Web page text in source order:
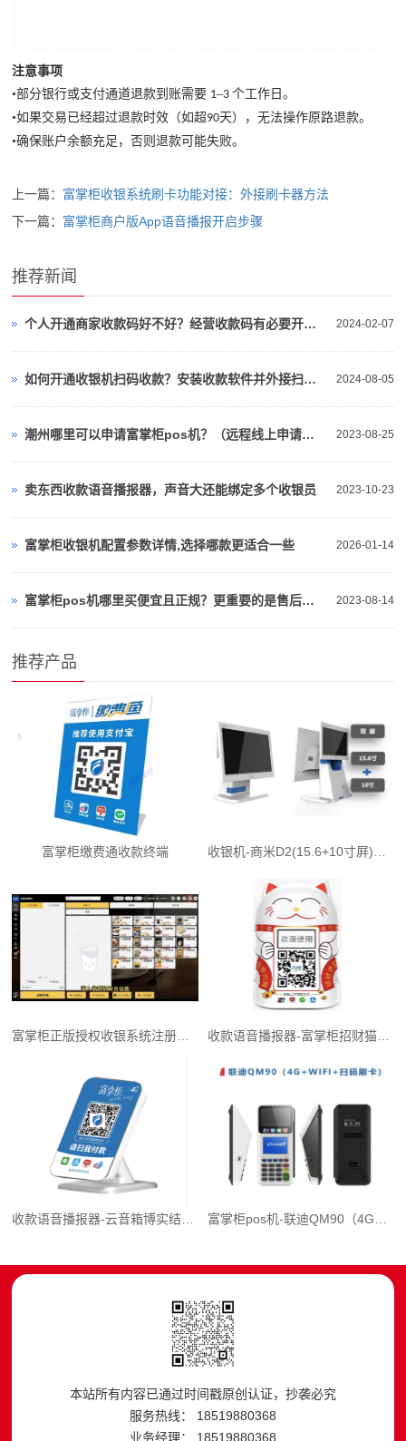
注意事项
•部分银行或支付通道退款到账需要 1–3个工作日。
•如果交易已经超过退款时效（如超90天），无法操作原路退款。
•确保账户余额充足，否则退款可能失败。
上一篇： 富掌柜收银系统刷卡功能对接：外接刷卡器方法
下一篇： 富掌柜商户版App语音播报开启步骤
推荐新闻
2024-02-07
个人开通商家收款码好不好？经营收款码有必要开通吗
2024-08-05
如何开通收银机扫码收款？安装收款软件并外接扫码设备
2023-08-25
潮州哪里可以申请富掌柜pos机？（远程线上申请方法）
2023-10-23
卖东西收款语音播报器，声音大还能绑定多个收银员
2026-01-14
富掌柜收银机配置参数详情,选择哪款更适合一些
2023-08-14
富掌柜pos机哪里买便宜且正规？更重要的是售后无忧
推荐产品
富掌柜缴费通收款终端 收银机-商米D2(15.6+10寸屛)定制蓝
收款语音播报器-富掌柜招财猫云音箱(4G+数显+1.8寸前置屛)
本站所有内容已通过时间戳原创认证，抄袭必究
服务热线： 18519880368
业务经理： 18519880368